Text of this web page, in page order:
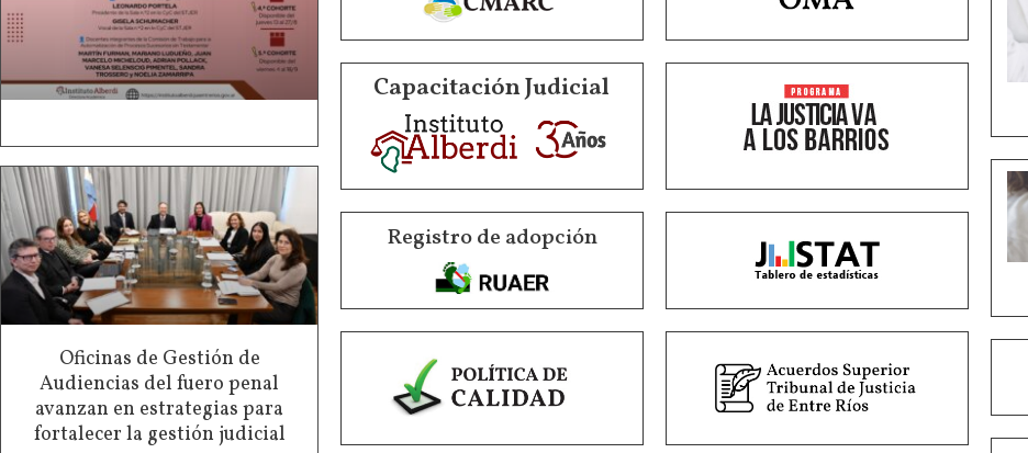
Oficinas de Gestión de
Audiencias del fuero penal
avanzan en estrategias para
fortalecer la gestión judicial
Capacitación Judicial
Registro de adopción